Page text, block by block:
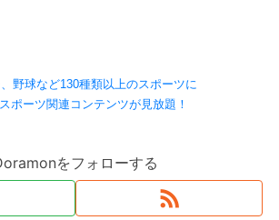
野球など130種類以上のスポーツに
ポーツ関連コンテンツが見放題！
をフォローする